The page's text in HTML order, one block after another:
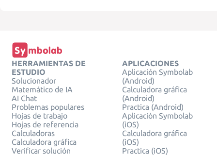
HERRAMIENTAS DE
ESTUDIO
Solucionador
Matemático de IA
AI Chat
Problemas populares
Hojas de trabajo
Hojas de referencia
Calculadoras
Calculadora gráfica
Verificar solución
APLICACIONES
Aplicación Symbolab
(Android)
Calculadora gráfica
(Android)
Practica (Android)
Aplicación Symbolab
(iOS)
Calculadora gráfica
(iOS)
Practica (iOS)